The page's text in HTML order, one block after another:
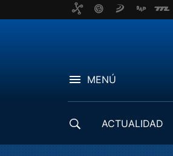
MENÚ
ACTUALIDAD